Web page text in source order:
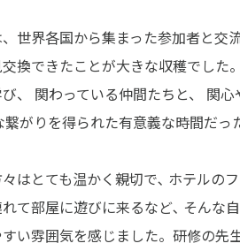
世界各国から集まった参加者と交
換できたことが大きな収穫でした
、 関わっている仲間たちと、 関心
繋がりを得られた有意義な時間だっ
はとても温かく親切で､ ホテルの
て部屋に遊びに来るなど､ そんな
い雰囲気を感じました。研修の先